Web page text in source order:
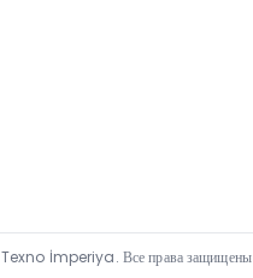
Texno İmperiya. Все права защищены